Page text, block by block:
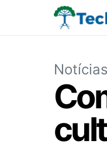
Notícias